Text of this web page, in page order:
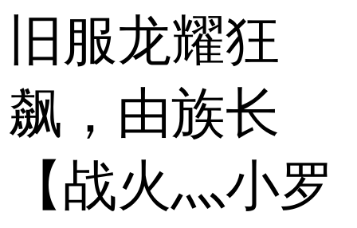
旧服龙耀狂
飙，由族长
【战火灬小罗